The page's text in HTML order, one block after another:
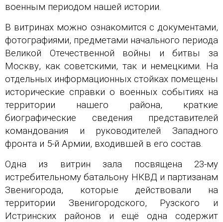
военным периодом нашей истории.
В витринах можно ознакомится с документами,
фотографиями, предметами начального периода
Великой Отечественной войны и битвы за
Москву, как советскими, так и немецкими. На
отдельных информационных стойках помещены
исторические справки о военных событиях на
территории нашего района, краткие
биографические сведения представителей
командования и руководителей Западного
фронта и 5-й Армии, входившей в его состав.
Одна из витрин зала посвящена 23-му
истребительному батальону НКВД и партизанам
Звенигорода, которые действовали на
территории Звенигородского, Рузского и
Истринских районов и ещё одна содержит